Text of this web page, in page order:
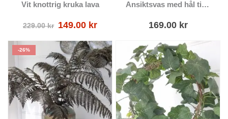
Vit knottrig kruka lava
229.00kr Det
priset
var:
229.00 kr.
149.00 krDet
priset
är:
149.00 kr.
Ansiktsvas med hål till blommor
169.00 kr
-26%